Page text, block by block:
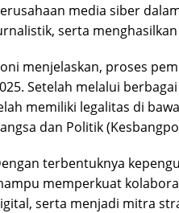
media siber
serta
menjelaskan, proses
Setelah melalui
memiliki legalitas di
dan Politik
terbentuknya
memperkuat
serta menjadi mitra